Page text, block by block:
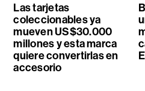
Las tarjetas
coleccionables ya
mueven US$30.000
millones y esta marca
quiere convertirlas en
accesorio